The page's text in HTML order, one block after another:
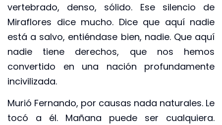
vertebrado, denso, sólido. Ese silencio de
Miraflores dice mucho. Dice que aquí nadie
está a salvo, entiéndase bien, nadie. Que aquí
nadie tiene derechos, que nos hemos
convertido en una nación profundamente
incivilizada.
Murió Fernando, por causas nada naturales. Le
tocó a él. Mañana puede ser cualquiera.